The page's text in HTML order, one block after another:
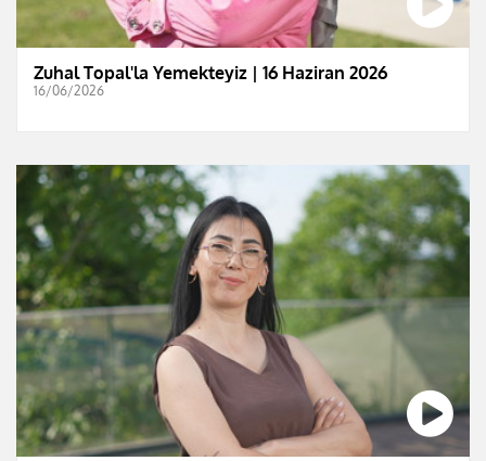
Zuhal Topal'la Yemekteyiz | 16 Haziran 2026
16/06/2026